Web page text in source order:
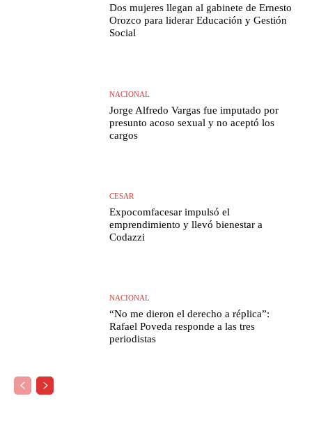
Dos mujeres llegan al gabinete de Ernesto
Orozco para liderar Educación y Gestión
Social
NACIONAL
Jorge Alfredo Vargas fue imputado por
presunto acoso sexual y no aceptó los
cargos
CESAR
Expocomfacesar impulsó el
emprendimiento y llevó bienestar a
Codazzi
NACIONAL
“No me dieron el derecho a réplica”:
Rafael Poveda responde a las tres
periodistas